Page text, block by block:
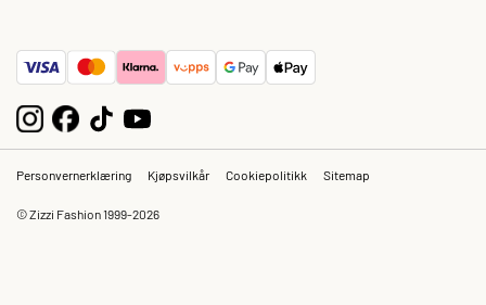
Personvernerklæring Kjøpsvilkår Cookiepolitikk Sitemap
© Zizzi Fashion 1999-2026